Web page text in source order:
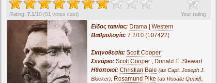
?
Your rating
Rating: 7.1/10 (51 votes cast)
Είδος ταινίας: Drama | Western
Βαθμολογία: 7.2/10 (107422)
Σκηνοθεσία: Scott Cooper
Σενάριο: Scott Cooper, Donald E. Stewart
Ηθοποιοί: Christian Bale (as Capt. Joseph J.
Blocker), Rosamund Pike (as Rosalie Quaid),